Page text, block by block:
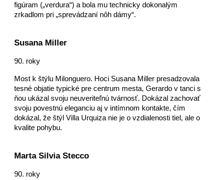
figúram („verdura“) a bola mu technicky dokonalým
zrkadlom pri „sprevádzaní nôh dámy“.
Susana Miller
90. roky
Most k štýlu Milonguero. Hoci Susana Miller presadzovala
tesné objatie typické pre centrum mesta, Gerardo v tanci s
ňou ukázal svoju neuveriteľnú tvárnosť. Dokázal zachovať
svoju povestnú eleganciu aj v intímnom kontakte, čím
dokázal, že štýl Villa Urquiza nie je o vzdialenosti tiel, ale o
kvalite pohybu.
Marta Silvia Stecco
90. roky